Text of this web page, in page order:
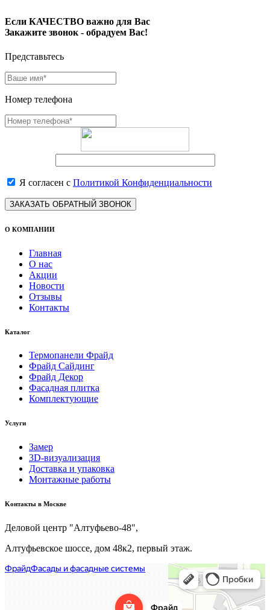
Если КАЧЕСТВО важно для Вас
Закажите звонок - обрадуем Вас!
Представьтесь
Номер телефона
Я согласен с Политикой Конфиденциальности
ЗАКАЗАТЬ ОБРАТНЫЙ ЗВОНОК
О КОМПАНИИ
Главная
О нас
Акции
Новости
Отзывы
Контакты
Каталог
Термопанели Фрайд
Фрайд Сайдинг
Фрайд Декор
Фасадная плитка
Комплектующие
Услуги
Замер
3D-визуализация
Доставка и упаковка
Монтажные работы
Kонтакты в Москве
Деловой центр "Алтуфьево-48",
Алтуфьевское шоссе, дом 48к2, первый этаж.